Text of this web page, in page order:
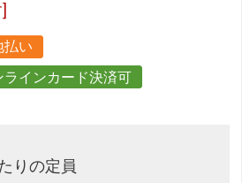
払い
ラインカード決済可
りの定員